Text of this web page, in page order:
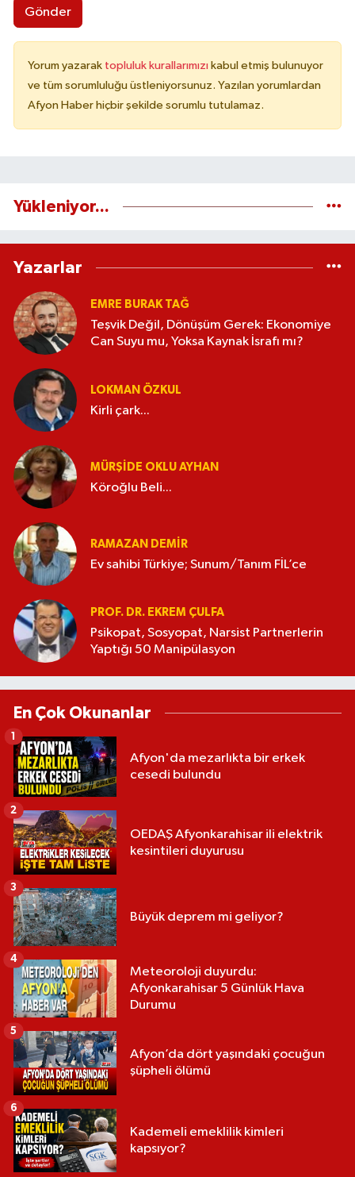
Gönder
Yorum yazarak topluluk kurallarımızı kabul etmiş bulunuyor
ve tüm sorumluluğu üstleniyorsunuz. Yazılan yorumlardan
Afyon Haber hiçbir şekilde sorumlu tutulamaz.
Yükleniyor...
Yazarlar
EMRE BURAK TAĞ
Teşvik Değil, Dönüşüm Gerek: Ekonomiye
Can Suyu mu, Yoksa Kaynak İsrafı mı?
LOKMAN ÖZKUL
Kirli çark...
MÜRŞIDE OKLU AYHAN
Köroğlu Beli...
RAMAZAN DEMİR
Ev sahibi Türkiye; Sunum/Tanım FİL’ce
PROF. DR. EKREM ÇULFA
Psikopat, Sosyopat, Narsist Partnerlerin
Yaptığı 50 Manipülasyon
En Çok Okunanlar
Afyon'da mezarlıkta bir erkek
cesedi bulundu
1
OEDAŞ Afyonkarahisar ili elektrik
kesintileri duyurusu
2
Büyük deprem mi geliyor?
3
Meteoroloji duyurdu:
Afyonkarahisar 5 Günlük Hava
Durumu
4
Afyon’da dört yaşındaki çocuğun
şüpheli ölümü
5
Kademeli emeklilik kimleri
kapsıyor?
6